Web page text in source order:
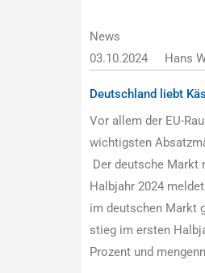
News
03.10.2024
Hans
Deutschland liebt
Vor allem der EU-
wichtigsten
Der deutsche Markt
Halbjahr 2024
im deutschen Markt
stieg im ersten
Prozent und